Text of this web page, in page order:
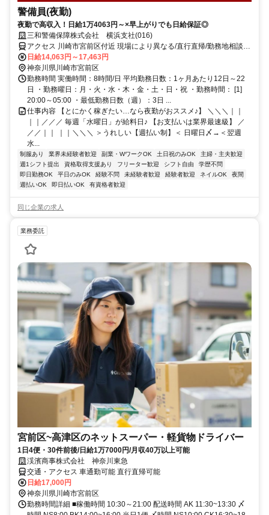
警備員(夜勤)
夜勤で高収入！日給1万4063円～×早上がりでも日給保証◎
三和警備保障株式会社 横浜支社(016)
アクセス 川崎市宮前区付近 現場により異なる/直行直帰/勤務地相談可
■週3日～■電話面接■即日勤務
日給14,063円～17,463円
神奈川県川崎市宮前区
勤務時間 実働時間：8時間/日 平均勤務日数：1ヶ月あたり12日～22
日 ・勤務曜日：月・火・水・木・金・土・日・祝 ・勤務時間： [1]
20:00～05:00 ・最低勤務日数（週）：3日 ...
仕事内容 【とにかく稼ぎたい…なら夜勤がおススメ♪】 ＼＼＼｜｜
｜｜／／／ 毎週「水曜日」が給料日♪ 【お支払いは業界最速級】 ／
／／｜｜ ｜｜＼＼＼ ＞うれしい【週払い制】＜ 日曜日〆→＜翌週
水...
制服あり 業界未経験者歓迎 副業・WワークOK 土日祝のみOK
主婦・主夫歓迎
週1シフト提出
資格取得支援あり フリーター歓迎 シフト自由
学歴不問
即日勤務OK
平日のみOK 経験不問 未経験者歓迎 経験者歓迎 ネイルOK
夜間
週払いOK
即日払いOK 有資格者歓迎
同じ企業の求人
業務委託
宮前区~高津区のネットスーパー・軽貨物ドライバー
1日4便・30件前後/日給1万7000円/月収40万以上可能
渓濱商事株式会社 神奈川東急
交通・アクセス 車通勤可能 直行直帰可能
日給17,000円
神奈川県川崎市宮前区
勤務時間詳細 ■稼働時間 10:30～21:00 配送時間 AK 11:30~13:30 〆